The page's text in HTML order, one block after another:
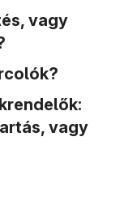
vagy
vagy